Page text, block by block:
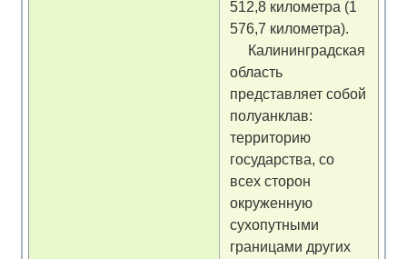
512,8 километра (1
576,7 километра).
Калининградская
область
представляет собой
полуанклав:
территорию
государства, со
всех сторон
окруженную
сухопутными
границами других